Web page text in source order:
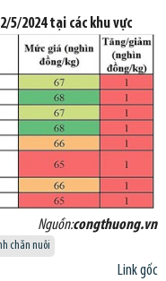
5/2024 tại các khu vực
Nguồn:congthuong.vn
chăn nuôi
Link gốc